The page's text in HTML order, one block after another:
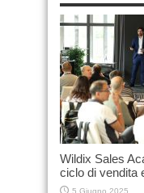
Wildix Sales
ciclo di vendita
5 Giugno 2025